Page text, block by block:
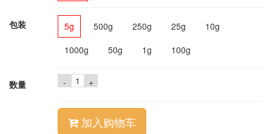
包装 5g 500g 250g 25g
10g
1000g
50g 1g 100g
数量 - +
加入购物车